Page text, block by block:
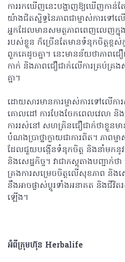
ការរកឃើញនេះបង្ហាញឱ្យឃើញកាន់
យ៉ាងជិតស្និទ្ធនៃភាពជាម្ចាស់ការទៅ
អ្នកដែលមានសមត្ថភាពពេញលេញក្នុង
របស់ខ្លួន ក៏ច្រើនតែមានទំនុកចិត្តខ្ព
ពួកគេដូចគ្នា។ នេះមានន័យថាភាព
កាក់ និងភាពជឿជាក់លើការគ្រប់គ្រង
គ្នា។
ដោយសារមានការម្ចាស់ការទៅលើក
គោលដៅ ការបែងចែកពេលវេលា និ
ការរស់នៅ សហគ្រិនជឿជាក់ថាខ្លួនមា
បំណងប្រាថ្នាក្លាយជាការពិត។ ភាពម្
ដែលជួយបង្កើនទំនុកចិត្ត និងនាំមកនូ
និងសេដ្ឋកិច្ច។ វាជាភស្តុតាងបញ្ជា
គ្រងការសម្រេចចិត្តលើសុខភាព និង
នឹងអាចផ្លាស់ប្តូរទាំងអនាគត និងជីវិ
ឡើង។
អំពីក្រុមហ៊ុន Herbalife